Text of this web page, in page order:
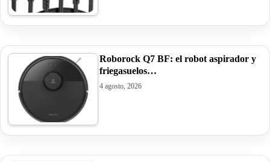
Roborock Q7 BF: el robot aspirador y
friegasuelos…
4 agosto, 2026